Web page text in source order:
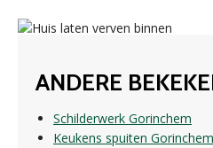
ANDERE
Schilderwerk Gorinchem
Keukens spuiten Gorinchem